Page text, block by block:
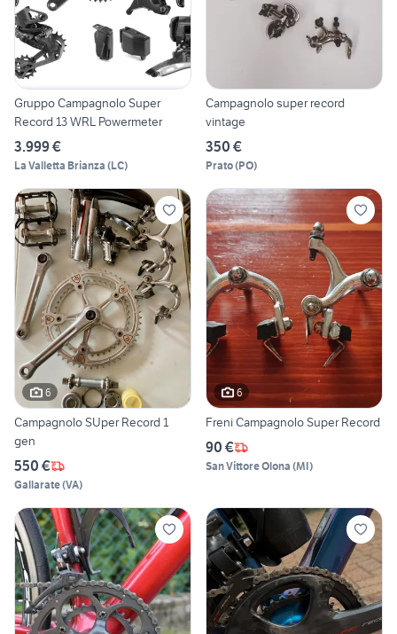
Gruppo Campagnolo Super
Record 13 WRL Powermeter
3.999 €
La Valletta Brianza (LC)
Campagnolo super record
vintage
350 €
Prato(PO)
6
Campagnolo SUper Record 1
gen
550 €
Gallarate(VA)
6
Freni Campagnolo Super Record
90 €
San Vittore Olona (MI)